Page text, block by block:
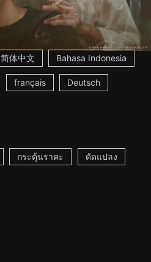
简体中文 Bahasa Indonesia
français Deutsch
กระตุ้นราคะ ดัดแปลง